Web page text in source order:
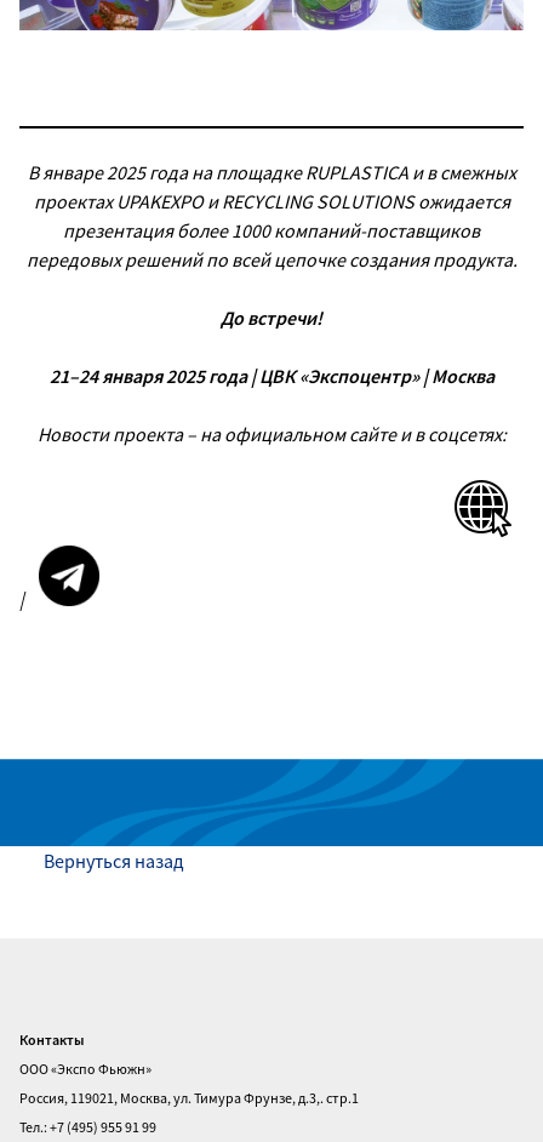
В январе 2025 года на площадке RUPLASTICA и в смежных
проектах UPAKEXPO и RECYCLING SOLUTIONSожидается
презентация более 1000 компаний-поставщиков
передовых решений по всей цепочке создания продукта.
До встречи!
21–24 января 2025 года | ЦВК «Экспоцентр» | Москва
Новости проекта – на официальном сайте и в соцсетях:
|
Вернуться назад
Главная
О
выставке
Контакты
ООО «Экспо Фьюжн»
Россия, 119021, Москва, ул. Тимура Фрунзе, д.3,. стр.1
Тел.: +7 (495) 955 91 99